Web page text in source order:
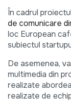
În cadrul proiectul
de comunicare
loc European
subiectul
De asemenea,
multimedia din
realizate
realizate de